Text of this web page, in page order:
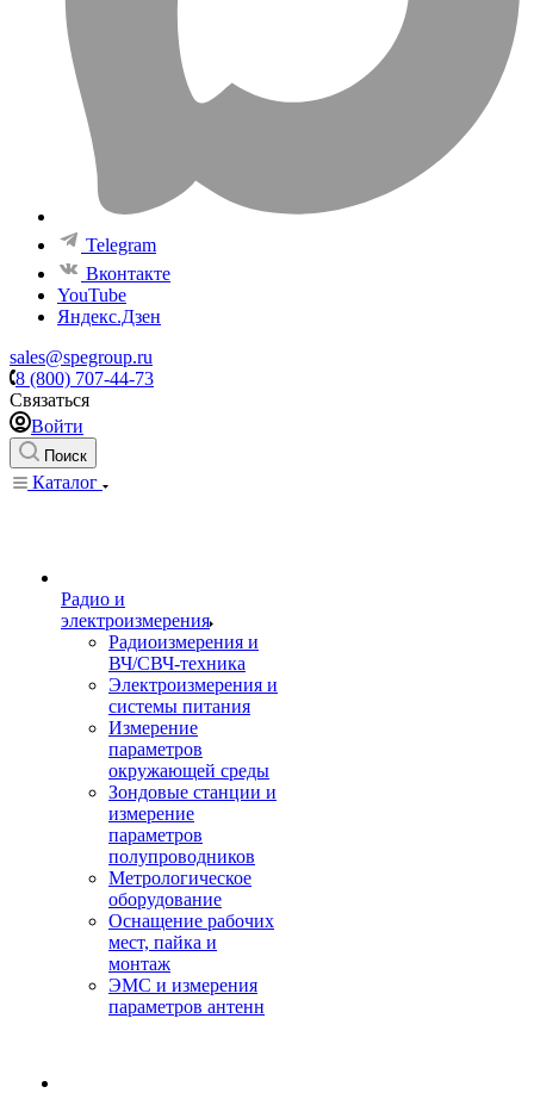
Telegram
Вконтакте
YouTube
Яндекс.Дзен
sales@spegroup.ru
8 (800) 707-44-73
Связаться
Войти
Поиск
Каталог
Радио и
электроизмерения
Радиоизмерения и
ВЧ/СВЧ-техника
Электроизмерения и
системы питания
Измерение
параметров
окружающей среды
Зондовые станции и
измерение
параметров
полупроводников
Метрологическое
оборудование
Оснащение рабочих
мест, пайка и
монтаж
ЭМС и измерения
параметров антенн